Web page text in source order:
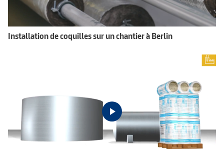
Installation de coquilles sur un chantier à Berlin